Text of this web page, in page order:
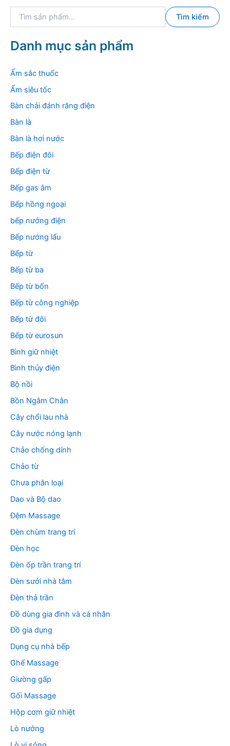
k
i
m
Tìm kiếm
Danh mục sản phẩm
Ấm sắc thuốc
Ấm siêu tốc
Bàn chải đánh răng điện
Bàn là
Bàn là hơi nước
Bếp điện đôi
Bếp điện từ
Bếp gas âm
Bếp hồng ngoại
bếp nướng điện
Bếp nướng lẩu
Bếp từ
Bếp từ ba
Bếp từ bốn
Bếp từ công nghiệp
Bếp từ đôi
Bếp từ eurosun
Bình giữ nhiệt
Bình thủy điện
Bộ nồi
Bồn Ngâm Chân
Cây chổi lau nhà
Cây nước nóng lạnh
Chảo chống dính
Chảo từ
Chưa phân loại
Dao và Bộ dao
Đệm Massage
Đèn chùm trang trí
Đèn học
Đèn ốp trần trang trí
Đèn sưởi nhà tắm
Đèn thả trần
Đồ dùng gia đình và cá nhân
Đồ gia dụng
Dụng cụ nhà bếp
Ghế Massage
Giường gấp
Gối Massage
Hộp cơm giữ nhiệt
Lò nướng